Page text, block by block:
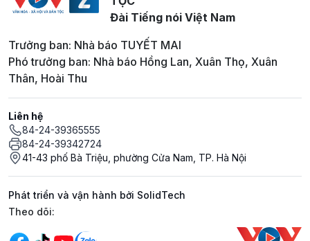
Đài Tiếng nói Việt Nam
Trưởng ban: Nhà báo TUYẾT MAI
Phó trưởng ban: Nhà báo Hồng Lan, Xuân Thọ, Xuân
Thân, Hoài Thu
Liên hệ
84-24-39365555
84-24-39342724
41-43 phố Bà Triệu, phường Cửa Nam, TP. Hà Nội
Phát triển và vận hành bởi SolidTech
Mạng xã hội
Theo dõi: